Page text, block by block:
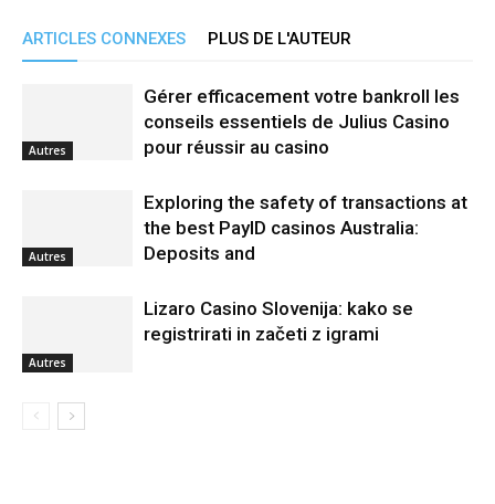
ARTICLES CONNEXES PLUS DE L'AUTEUR
Autres
Gérer efficacement votre bankroll les
conseils essentiels de Julius Casino
pour réussir au casino
Autres
Exploring the safety of transactions at
the best PayID casinos Australia:
Deposits and
Autres
Lizaro Casino Slovenija: kako se
registrirati in začeti z igrami